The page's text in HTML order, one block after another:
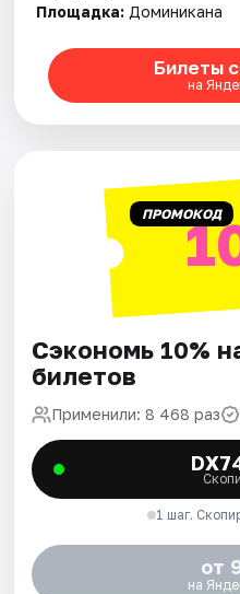
Площадка: Доминикана
Билеты
на
ПРОМОКОД
Сэкономь 10%
билетов
Применили: 8 468 раз
1 шаг.
от
на